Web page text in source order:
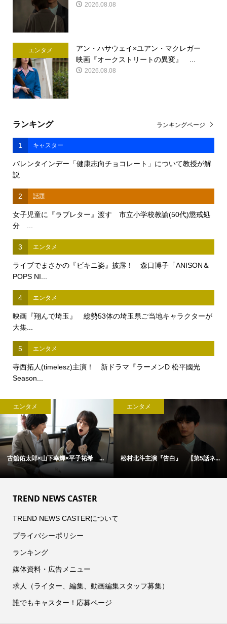
2026.08.08
エンタメ
アン・ハサウェイ×ユアン・マクレガー
映画『オークストリートの異変』 ...
2026.08.08
ランキング
1 キャスター
バレンタインデー「健康志向チョコレート」について教授が解
説
2 話題
女子児童に『ラブレター』渡す 市立小学校教諭(50代)懲戒処
分 ...
3 エンタメ
ライブでまさかの『ビキニ姿』披露！ 森口博子「ANISON＆
POPS NI...
4 エンタメ
映画『翔んで埼玉』 総勢53体の埼玉県ご当地キャラクターが
大集...
5 エンタメ
寺西拓人(timelesz)主演！ 新ドラマ『ラーメンD 松平國光
Season...
ランキングページ
エンタメ
古舘佑太郎×山下幸輝×平子祐希 ...
エンタメ
松村北斗主演『告白』 【第5話ネ...
TREND NEWS CASTER
TREND NEWS CASTERについて
プライバシーポリシー
ランキング
媒体資料・広告メニュー
求人（ライター、編集、動画編集スタッフ募集）
誰でもキャスター！応募ページ